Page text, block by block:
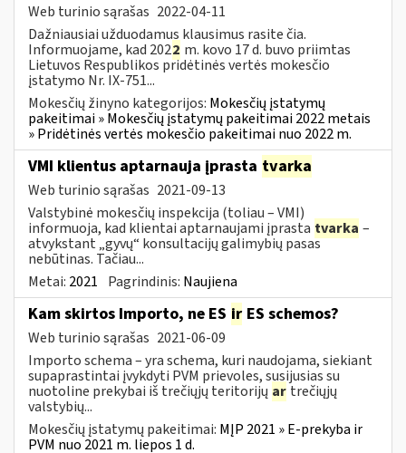
Web turinio sąrašas 2022-04-11
Dažniausiai užduodamus klausimus rasite čia.
Informuojame, kad 2022 m. kovo 17 d. buvo priimtas
Lietuvos Respublikos pridėtinės vertės mokesčio
įstatymo Nr. IX-751...
Mokesčių žinyno kategorijos: Mokesčių įstatymų
pakeitimai » Mokesčių įstatymų pakeitimai 2022 metais
» Pridėtinės vertės mokesčio pakeitimai nuo 2022 m.
VMI klientus aptarnauja įprasta tvarka
Web turinio sąrašas 2021-09-13
Valstybinė mokesčių inspekcija (toliau – VMI)
informuoja, kad klientai aptarnaujami įprasta tvarka –
atvykstant „gyvų“ konsultacijų galimybių pasas
nebūtinas. Tačiau...
Metai: 2021 Pagrindinis: Naujiena
Kam skirtos Importo, ne ES ir ES schemos?
Web turinio sąrašas 2021-06-09
Importo schema – yra schema, kuri naudojama, siekiant
supaprastintai įvykdyti PVM prievoles, susijusias su
nuotoline prekybai iš trečiųjų teritorijų ar trečiųjų
valstybių...
Mokesčių įstatymų pakeitimai: MĮP 2021 » E-prekyba ir
PVM nuo 2021 m. liepos 1 d.